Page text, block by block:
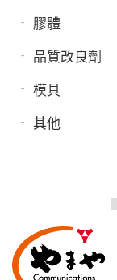
膠體
品質改良劑
模具
其他